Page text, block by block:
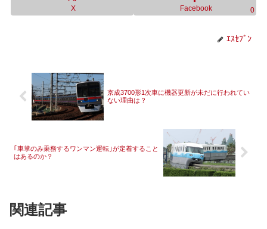
X Facebook 0
ｴｽｾﾌﾞﾝ
京成3700形1次車に機器更新が未だに行われてい
ない理由は？
｢車掌のみ乗務するワンマン運転｣が定着すること
はあるのか？
関連記事